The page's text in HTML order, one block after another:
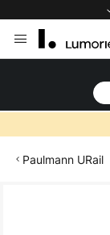
to
Paulmann URail